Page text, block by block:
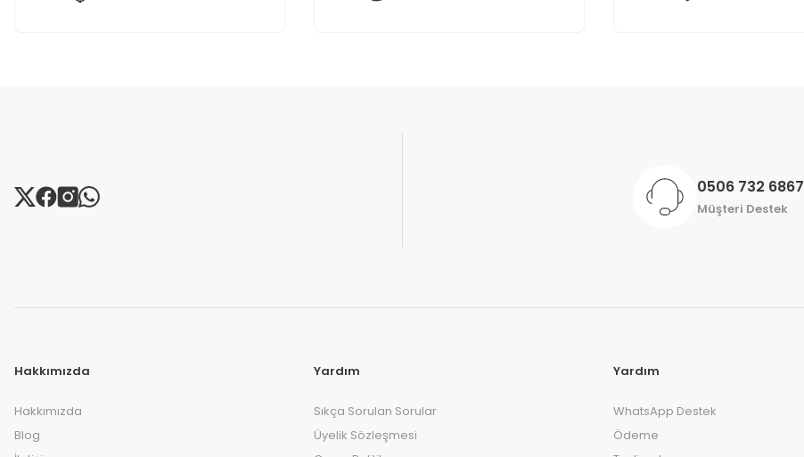
0506 732 6867
Müşteri Destek
Hakkımızda
Hakkımızda
Blog
Yardım
Sıkça Sorulan Sorular
Üyelik Sözleşmesi
Yardım
WhatsApp Destek
Ödeme